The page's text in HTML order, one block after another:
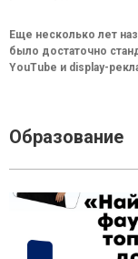
Еще несколько лет
было достаточно
YouTube и display-
Образование